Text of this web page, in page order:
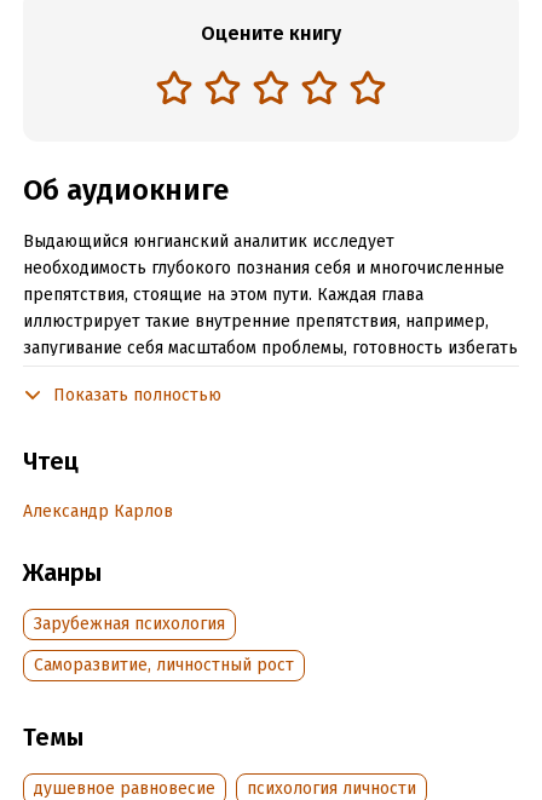
Оцените книгу
Об аудиокниге
Выдающийся юнгианский аналитик исследует
необходимость глубокого познания себя и многочисленные
препятствия, стоящие на этом пути. Каждая глава
иллюстрирует такие внутренние препятствия, например,
запугивание себя масштабом проблемы, готовность избегать
предоставляет инструменты для укрепления сознания,
Подробная информация
Год издания:
Дата поступления:2 мая 2025
ISBN (EAN):9785446143511
Переводчик:А. Усачёва
Показать полностью
Чтец
Александр Карлов
Жанры
Зарубежная психология
Саморазвитие, личностный рост
Темы
душевное равновесие
психология личности